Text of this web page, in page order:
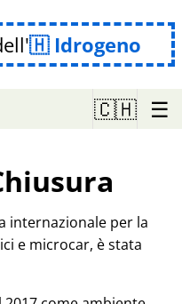
Idrogeno
🇨🇭 ☰
internazionale per la
e microcar, è stata